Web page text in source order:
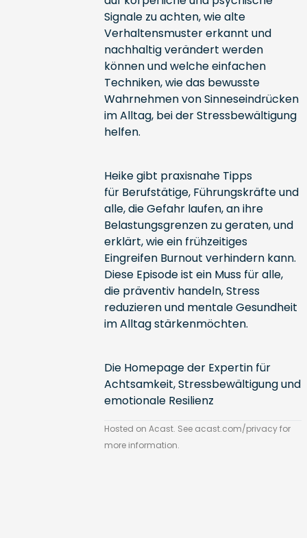
Signale zu achten, wie alte
Verhaltensmuster erkannt und
nachhaltig verändert werden
können und welche einfachen
Techniken, wie das bewusste
Wahrnehmen von Sinneseindrücken
im Alltag, bei der Stressbewältigung
helfen.
Heike gibt praxisnahe Tipps
für Berufstätige, Führungskräfte und
alle, die Gefahr laufen, an ihre
Belastungsgrenzen zu geraten, und
erklärt, wie ein frühzeitiges
Eingreifen Burnout verhindern kann.
Diese Episode ist ein Muss für alle,
die präventiv handeln, Stress
reduzieren und mentale Gesundheit
im Alltag stärkenmöchten.
Die Homepageder Expertin für
Achtsamkeit, Stressbewältigung und
emotionale Resilienz
Hosted on Acast. See acast.com/privacyfor
more information.